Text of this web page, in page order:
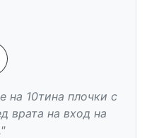
на 10тина плочки с
врата на вход на